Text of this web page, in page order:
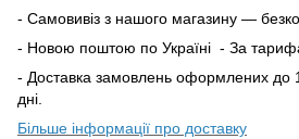
- Самовивіз з нашого магазину —
- Новою поштою по Україні - За
- Доставка замовлень оформлених до
дні.
Більше інформації про доставку